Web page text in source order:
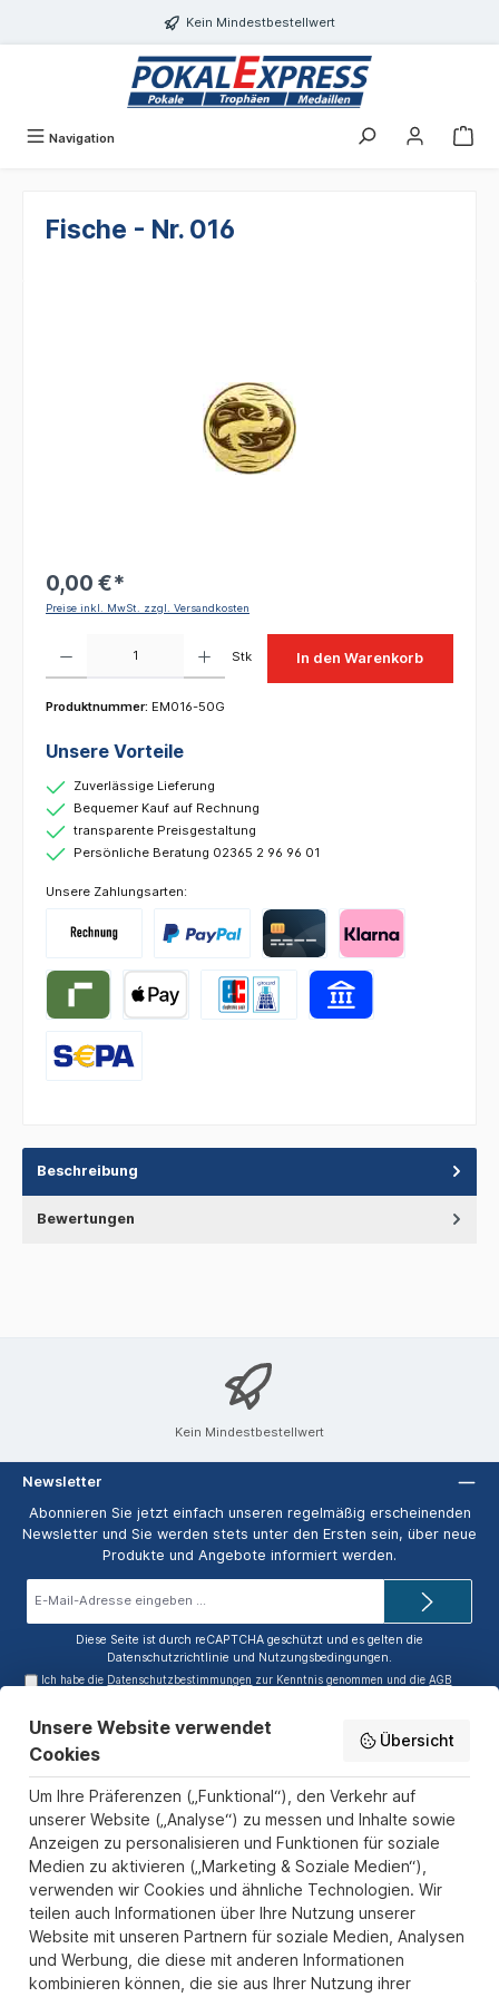
Kein Mindestbestellwert
Navigation
Fische - Nr. 016
0,00 €*
Preise inkl. MwSt. zzgl. Versandkosten
Stk In den Warenkorb
Produktnummer: EM016-50G
Unsere Vorteile
Zuverlässige Lieferung
Bequemer Kauf auf Rechnung
transparente Preisgestaltung
Persönliche Beratung 02365 2 96 96 01
Unsere Zahlungsarten:
Beschreibung
Bewertungen
Kein Mindestbestellwert
Newsletter
Abonnieren Sie jetzt einfach unseren regelmäßig erscheinenden
Newsletter und Sie werden stets unter den Ersten sein, über neue
Produkte und Angebote informiert werden.
Diese Seite ist durch reCAPTCHA geschützt und es gelten die
Datenschutzrichtlinie und Nutzungsbedingungen.
Ich habe die Datenschutzbestimmungen zur Kenntnis genommen und dieAGB
Service-Hotline
Informationen
Zahlungs- und Versandarten
Sicher Einkaufen
Über uns
Der Pokal & Vereinsbedarf Onlineshop PokalExpress in Marl ist
Ihr Spezialist für Pokale, Medaillen und Trophäen aus Glas und
Resin, mit einem Fokus auf Säulenpokalen. Unser herausragender
Kundenservice zeichnet sich durch Schnelligkeit und
Unsere Website verwendet
Cookies
Übersicht
Um Ihre Präferenzen („Funktional“), den Verkehr auf
unserer Website („Analyse“) zu messen und Inhalte sowie
Anzeigen zu personalisieren und Funktionen für soziale
Medien zu aktivieren („Marketing & Soziale Medien“),
verwenden wir Cookies und ähnliche Technologien. Wir
teilen auch Informationen über Ihre Nutzung unserer
Website mit unseren Partnern für soziale Medien, Analysen
und Werbung, die diese mit anderen Informationen
kombinieren können, die sie aus Ihrer Nutzung ihrer